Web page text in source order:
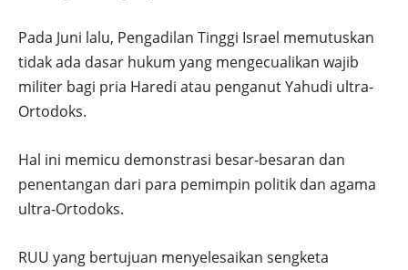
Pada Juni lalu, Pengadilan Tinggi Israel memutuskan
tidak ada dasar hukum yang mengecualikan wajib
militer bagi pria Haredi atau penganut Yahudi ultra-
Ortodoks.
Hal ini memicu demonstrasi besar-besaran dan
penentangan dari para pemimpin politik dan agama
ultra-Ortodoks.
RUU yang bertujuan menyelesaikan sengketa